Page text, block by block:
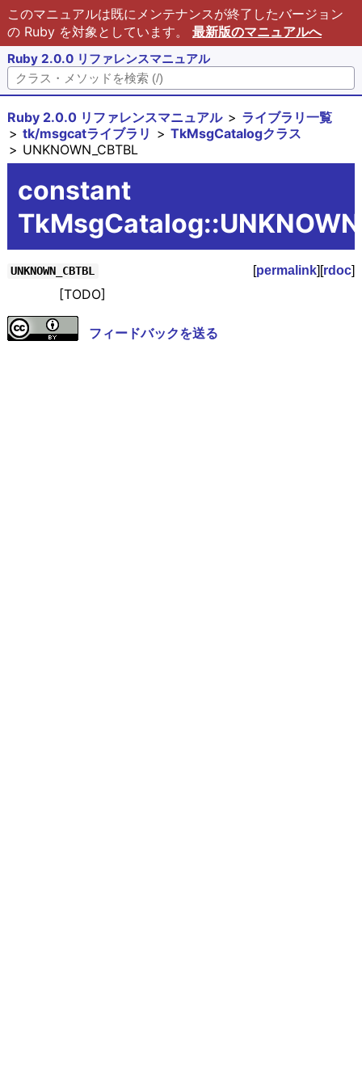
このマニュアルは既にメンテナンスが終了したバージョン
の Ruby を対象としています。 最新版のマニュアルへ
Ruby 2.0.0 リファレンスマニュアル
Ruby 2.0.0 リファレンスマニュアル
ライブラリ一覧
tk/msgcatライブラリ
TkMsgCatalogクラス
UNKNOWN_CBTBL
constant
UNKNOWN_CBTBL [permalink][rdoc]
[TODO]
フィードバックを送る